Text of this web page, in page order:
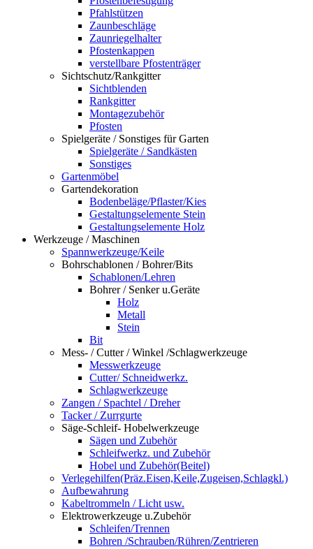
Pfahlstützen
Zaunbeschläge
Zaunriegelhalter
Pfostenkappen
verstellbare Pfostenträger
Sichtschutz/Rankgitter
Sichtblenden
Rankgitter
Montagezubehör
Pfosten
Spielgeräte / Sonstiges für Garten
Spielgeräte / Sandkästen
Sonstiges
Gartenmöbel
Gartendekoration
Bodenbeläge/Pflaster/Kies
Gestaltungselemente Stein
Gestaltungselemente Holz
Werkzeuge / Maschinen
Spannwerkzeuge/Keile
Bohrschablonen / Bohrer/Bits
Schablonen/Lehren
Bohrer / Senker u.Geräte
Holz
Metall
Stein
Bit
Mess- / Cutter / Winkel /Schlagwerkzeuge
Messwerkzeuge
Cutter/ Schneidwerkz.
Schlagwerkzeuge
Zangen / Spachtel / Dreher
Tacker / Zurrgurte
Säge-Schleif- Hobelwerkzeuge
Sägen und Zubehör
Schleifwerkz. und Zubehör
Hobel und Zubehör(Beitel)
Verlegehilfen(Präz.Eisen,Keile,Zugeisen,Schlagkl.)
Aufbewahrung
Kabeltrommeln / Licht usw.
Elektrowerkzeuge u.Zubehör
Schleifen/Trennen
Bohren /Schrauben/Rühren/Zentrieren